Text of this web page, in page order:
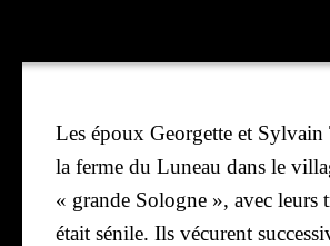
Les époux Geor­gette et
la ferme du Luneau dans le
« grande Sologne », avec leurs
était sénile. Ils vécurent